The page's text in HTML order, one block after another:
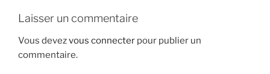
Laisser un commentaire
Vous devezvous connecter pour publier un
commentaire.